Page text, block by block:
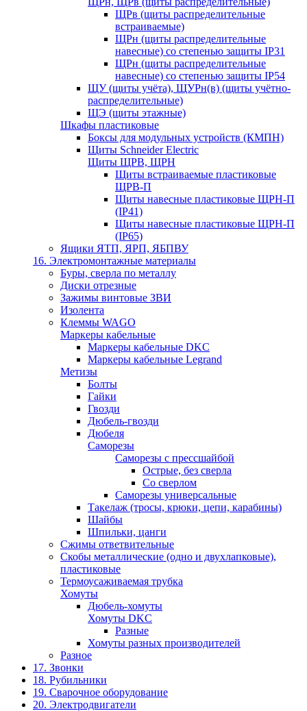
ЩРв (щиты распределительные
встраиваемые)
ЩРн (щиты распределительные
навесные) со степенью защиты IP31
ЩРн (щиты распределительные
навесные) со степенью защиты IP54
ЩУ (щиты учёта), ЩУРн(в) (щиты учётно-
распределительные)
ЩЭ (щиты этажные)
Шкафы пластиковые
Боксы для модульных устройств (КМПН)
Щиты Schneider Electric
Щиты ЩРВ, ЩРН
Щиты встраиваемые пластиковые
ЩРВ-П
Щиты навесные пластиковые ЩРН-П
(IP41)
Щиты навесные пластиковые ЩРН-П
(IP65)
Ящики ЯТП, ЯРП, ЯБПВУ
16. Электромонтажные материалы
Буры, сверла по металлу
Диски отрезные
Зажимы винтовые ЗВИ
Изолента
Клеммы WAGO
Маркеры кабельные
Маркеры кабельные DKC
Маркеры кабельные Legrand
Метизы
Болты
Гайки
Гвозди
Дюбель-гвозди
Дюбеля
Саморезы
Саморезы с прессшайбой
Острые, без сверла
Со сверлом
Саморезы универсальные
Такелаж (тросы, крюки, цепи, карабины)
Шайбы
Шпильки, цанги
Сжимы ответвительные
Скобы металлические (одно и двухлапковые),
пластиковые
Термоусаживаемая трубка
Хомуты
Дюбель-хомуты
Хомуты DKC
Разные
Хомуты разных производителей
Разное
17. Звонки
18. Рубильники
19. Сварочное оборудование
20. Электродвигатели